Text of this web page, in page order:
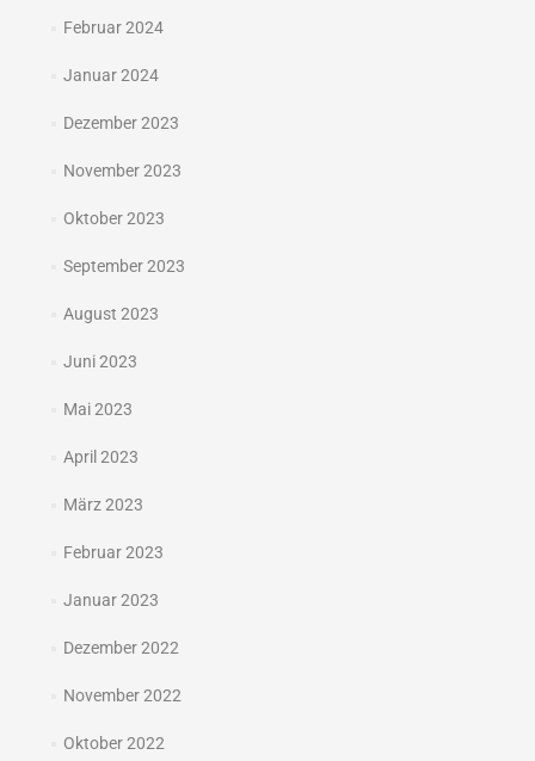
Februar 2024
Januar 2024
Dezember 2023
November 2023
Oktober 2023
September 2023
August 2023
Juni 2023
Mai 2023
April 2023
März 2023
Februar 2023
Januar 2023
Dezember 2022
November 2022
Oktober 2022